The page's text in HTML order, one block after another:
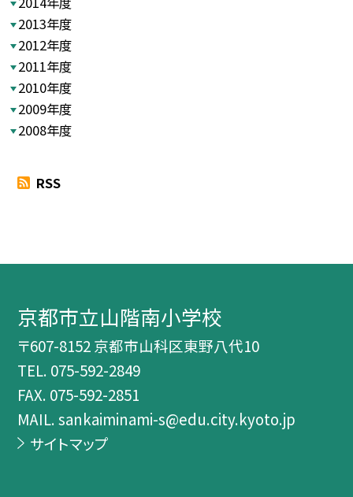
2013年度
2012年度
2011年度
2010年度
2009年度
2008年度
RSS
京都市立山階南小学校
〒607-8152 京都市山科区東野八代10
TEL. 075-592-2849
FAX. 075-592-2851
MAIL. sankaiminami-s@edu.city.kyoto.jp
サイトマップ